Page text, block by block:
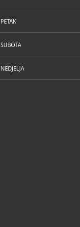
PETAK
SUBOTA
NEDJELJA